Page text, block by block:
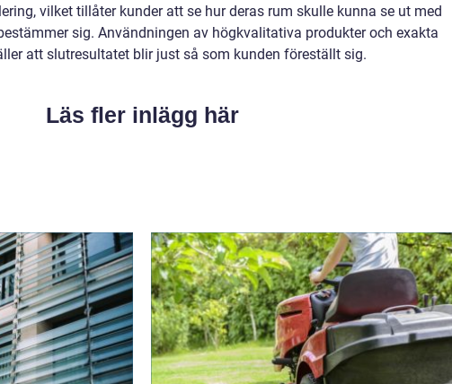
vilket tillåter kunder att se hur deras rum skulle kunna se ut med
sig. Användningen av högkvalitativa produkter och exakta
att slutresultatet blir just så som kunden föreställt sig.
Läs fler inlägg här